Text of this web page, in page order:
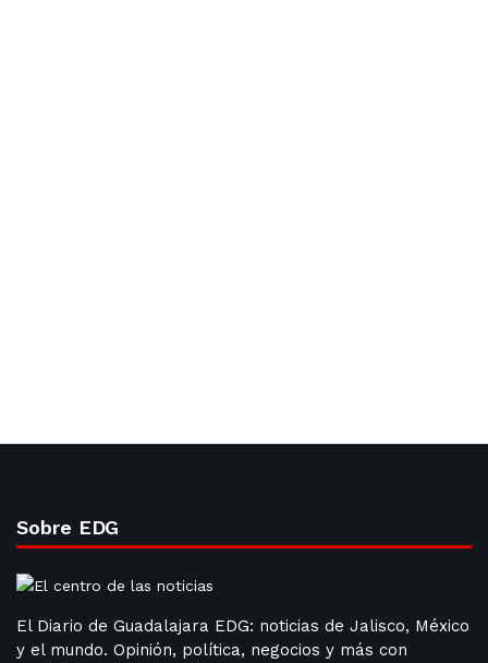
Sobre EDG
El Diario de Guadalajara EDG: noticias de Jalisco, México
y el mundo. Opinión, política, negocios y más con